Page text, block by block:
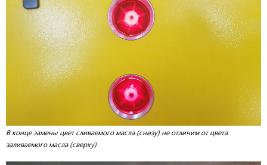
В конце замены цвет сливаемого масла (снизу) не отличим от цвета
заливаемого масла (сверху)